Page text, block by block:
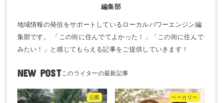
編集部
地域情報の発信をサポートしているローカルパワーエンジン編
集部です。 「この街に住んでてよかった！」「この街に住んで
みたい！」と感じてもらえる記事をご提供していきます！
NEW POST
公園 ベーカリー